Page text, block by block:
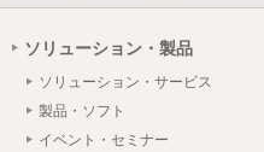
ソリューション・製品
ソリューション・サービス
製品・ソフト
イベント・セミナー